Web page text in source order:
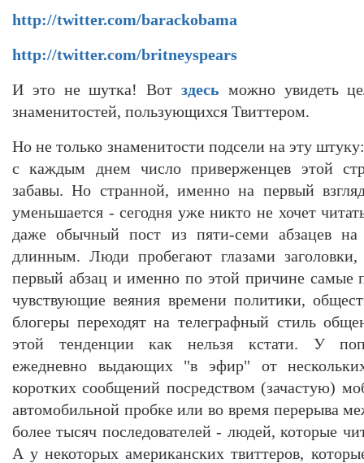
http://twitter.com/barackobama
http://twitter.com/britneyspears
И это не шутка! Вот здесь можно увидеть
знаменитостей, пользующихся Твиттером.
Но не только знаменитости подсели на эту
с каждым днем число приверженцев этой
забавы. Но странной, именно на первый
уменьшается - сегодня уже никто не хочет
даже обычный пост из пяти-семи абзацев на
длинным. Люди пробегают глазами
первый абзац и именно по этой причине самые
чувствующие веяния времени политики,
блогеры переходят на телеграфный стиль
этой тенденции как нельзя кстати. У
ежедневно выдающих "в эфир" от
коротких сообщений посредством (зачастую)
автомобильной пробке или во время перерыва
более тысяч последователей - людей, которые
А у некоторых американских твиттеров,